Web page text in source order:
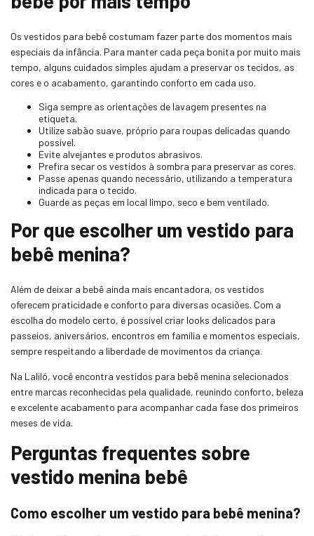
Os vestidos para bebê costumam fazer parte dos momentos mais
especiais da infância. Para manter cada peça bonita por muito mais
tempo, alguns cuidados simples ajudam a preservar os tecidos, as
cores e o acabamento, garantindo conforto em cada uso.
Siga sempre as orientações de lavagem presentes na
etiqueta.
Utilize sabão suave, próprio para roupas delicadas quando
possível.
Evite alvejantes e produtos abrasivos.
Prefira secar os vestidos à sombra para preservar as cores.
Passe apenas quando necessário, utilizando a temperatura
indicada para o tecido.
Guarde as peças em local limpo, seco e bem ventilado.
Por que escolher um vestido para
bebê menina?
Além de deixar a bebê ainda mais encantadora, os vestidos
oferecem praticidade e conforto para diversas ocasiões. Com a
escolha do modelo certo, é possível criar looks delicados para
passeios, aniversários, encontros em família e momentos especiais,
sempre respeitando a liberdade de movimentos da criança.
Na Laliló, você encontra vestidos para bebê menina selecionados
entre marcas reconhecidas pela qualidade, reunindo conforto, beleza
e excelente acabamento para acompanhar cada fase dos primeiros
meses de vida.
Perguntas frequentes sobre
vestido menina bebê
Como escolher um vestido para bebê menina?